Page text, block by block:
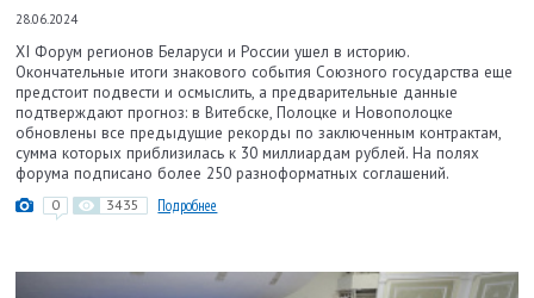
28.06.2024
XI Форум регионов Беларуси и России ушел в историю.
Окончательные итоги знакового события Союзного государства еще
предстоит подвести и осмыслить, а предварительные данные
подтверждают прогноз: в Витебске, Полоцке и Новополоцке
обновлены все предыдущие рекорды по заключенным контрактам,
сумма которых приблизилась к 30 миллиардам рублей. На полях
форума подписано более 250 разноформатных соглашений.
0 3435 Подробнее